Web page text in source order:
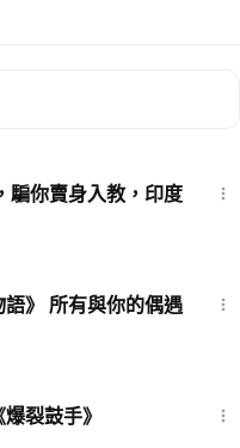
騙你賣身入教，印度
》 所有與你的偶遇
裂鼓手》